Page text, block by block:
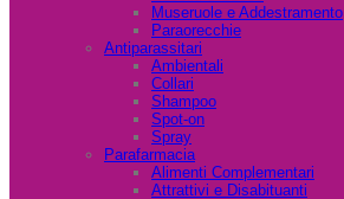
Museruole e Addestramento
Paraorecchie
Antiparassitari
Ambientali
Collari
Shampoo
Spot-on
Spray
Parafarmacia
Alimenti Complementari
Attrattivi e Disabituanti